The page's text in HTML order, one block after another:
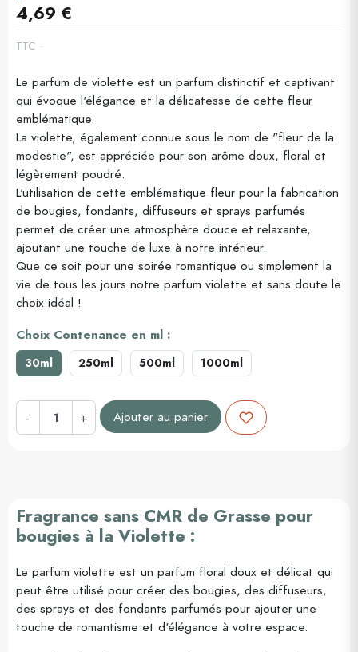
(3 avis)
4,69 €
TTC
Le parfum de violette est un parfum distinctif et captivant
qui évoque l'élégance et la délicatesse de cette fleur
emblématique.
La violette, également connue sous le nom de "fleur de la
modestie", est appréciée pour son arôme doux, floral et
légèrement poudré.
L'utilisation de cette emblématique fleur pour la fabrication
de bougies, fondants, diffuseurs et sprays parfumés
permet de créer une atmosphère douce et relaxante,
ajoutant une touche de luxe à notre intérieur.
Que ce soit pour une soirée romantique ou simplement la
vie de tous les jours notre parfum violette et sans doute le
choix idéal !
Choix Contenance en ml :
30ml 250ml 500ml 1000ml
- + Ajouter au panier
Fragrance sans CMR de Grasse pour
bougies à la Violette :
Le parfum violette est un parfum floral doux et délicat qui
peut être utilisé pour créer des bougies, des diffuseurs,
des sprays et des fondants parfumés pour ajouter une
touche de romantisme et d'élégance à votre espace.